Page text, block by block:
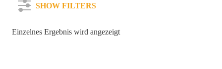
SHOW FILTERS
Einzelnes Ergebnis wird angezeigt